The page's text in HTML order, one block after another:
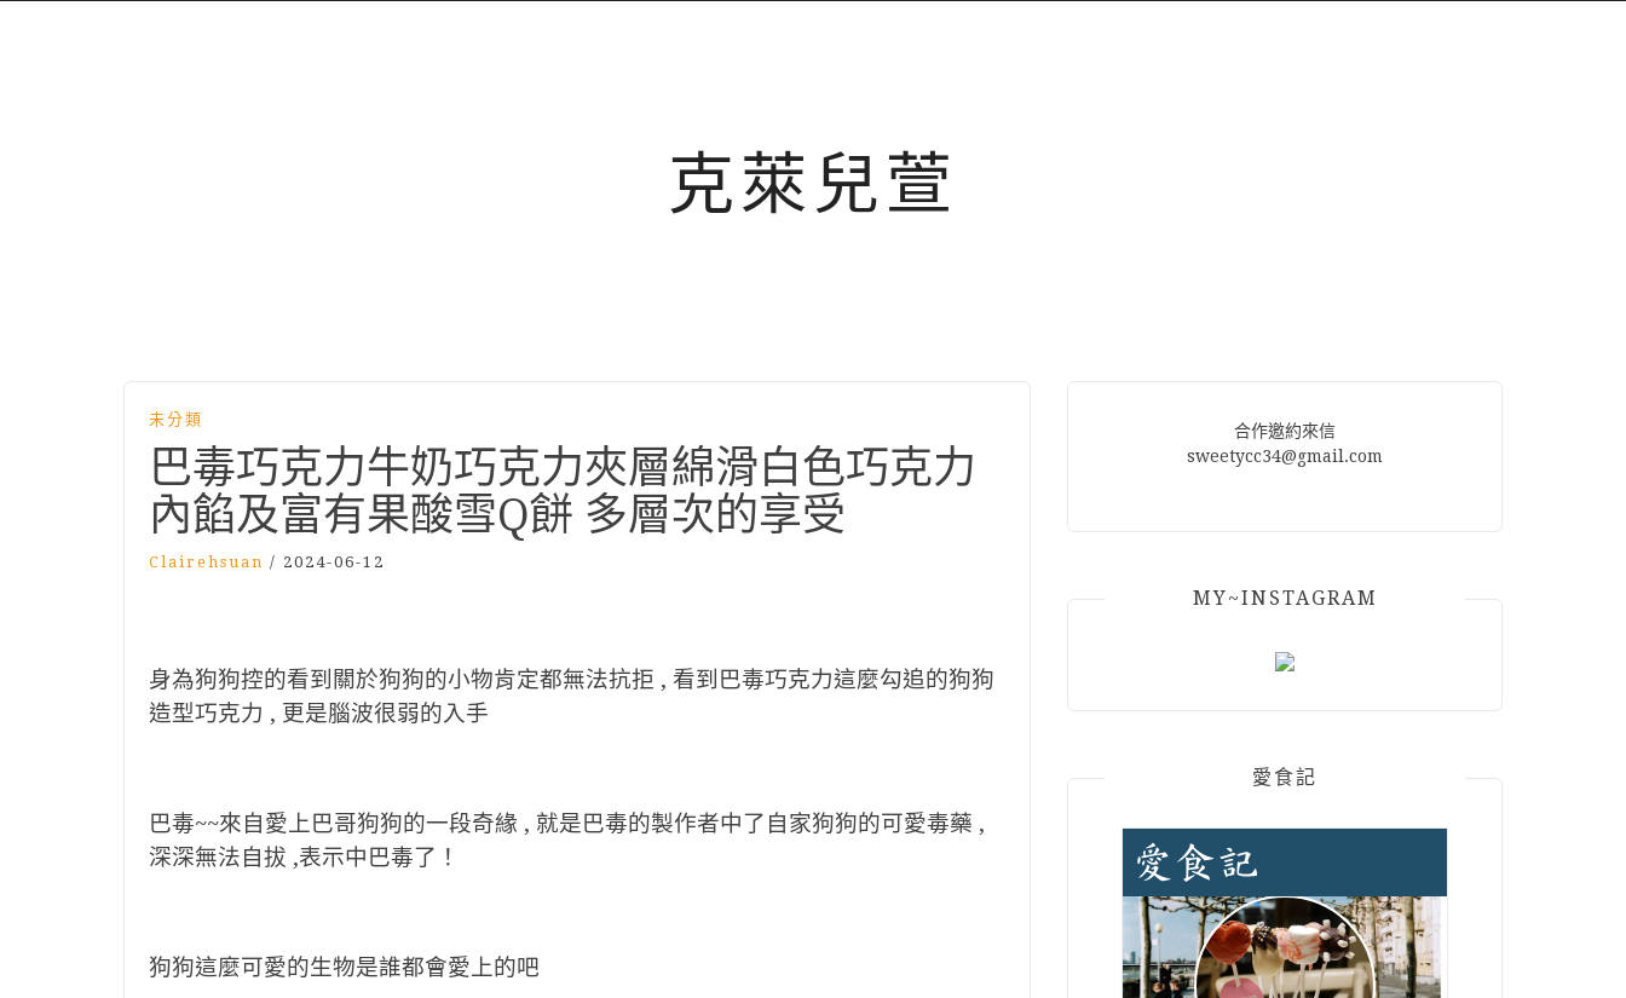
克萊兒萱
未分類
巴毒巧克力牛奶巧克力夾層綿滑白色巧克力
內餡及富有果酸雪Q餅 多層次的享受
Clairehsuan / 2024-06-12
身為狗狗控的看到關於狗狗的小物肯定都無法抗拒 , 看到巴毒巧克力這麼勾追的狗狗
造型巧克力 , 更是腦波很弱的入手
巴毒~~來自愛上巴哥狗狗的一段奇緣 , 就是巴毒的製作者中了自家狗狗的可愛毒藥 ,
深深無法自拔 ,表示中巴毒了！
狗狗這麼可愛的生物是誰都會愛上的吧
合作邀約來信
sweetycc34@gmail.com
MY~INSTAGRAM
愛食記